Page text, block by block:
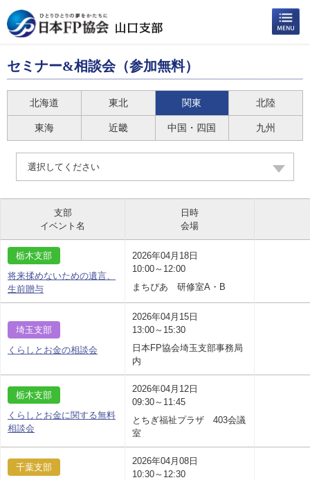
セミナー&相談会（参加無料）
北海道 東北 関東 北陸
東海 近畿 中国・四国 九州
選択してください
支部
イベント名
日時
会場
栃木支部
将来揉めないための遺言、
生前贈与
2026年04月18日
10:00～12:00
まちぴあ 研修室A・B
埼玉支部
くらしとお金の相談会
2026年04月15日
13:00～15:30
日本FP協会埼玉支部事務局
内
栃木支部
くらしとお金に関する無料
相談会
2026年04月12日
09:30～11:45
とちぎ福祉プラザ 403会議
室
千葉支部
2026年04月08日
10:30～12:30